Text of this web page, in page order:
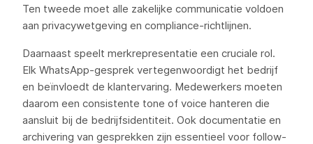
Ten tweede moet alle zakelijke communicatie voldoen
aan privacywetgeving en compliance-richtlijnen.
Daarnaast speelt merkrepresentatie een cruciale rol.
Elk WhatsApp-gesprek vertegenwoordigt het bedrijf
en beïnvloedt de klantervaring. Medewerkers moeten
daarom een consistente tone of voice hanteren die
aansluit bij de bedrijfsidentiteit. Ook documentatie en
archivering van gesprekken zijn essentieel voor follow-